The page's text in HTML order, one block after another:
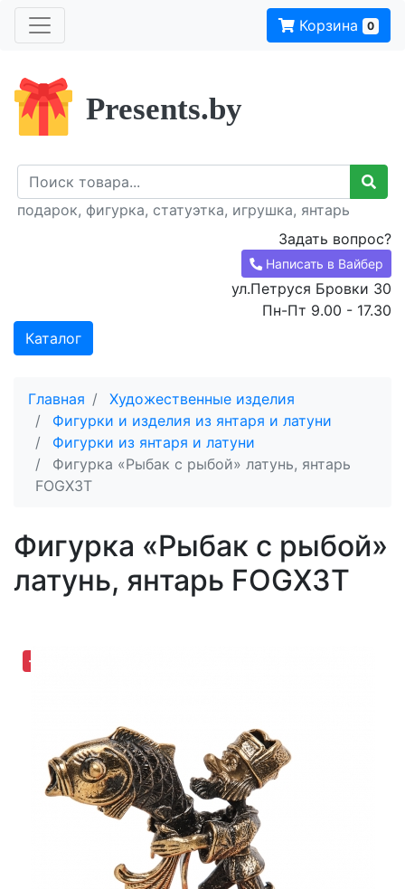
Корзина 0
Presents.by
подарок, фигурка, статуэтка, игрушка, янтарь
Задать вопрос?
Написать в Вайбер
ул.Петруся Бровки 30
Пн-Пт 9.00 - 17.30
Каталог
Главная
Художественные изделия
Фигурки и изделия из янтаря и латуни
Фигурки из янтаря и латуни
Фигурка «Рыбак с рыбой» латунь, янтарь
FOGX3T
Фигурка «Рыбак с рыбой»
латунь, янтарь FOGX3T
-30,63%